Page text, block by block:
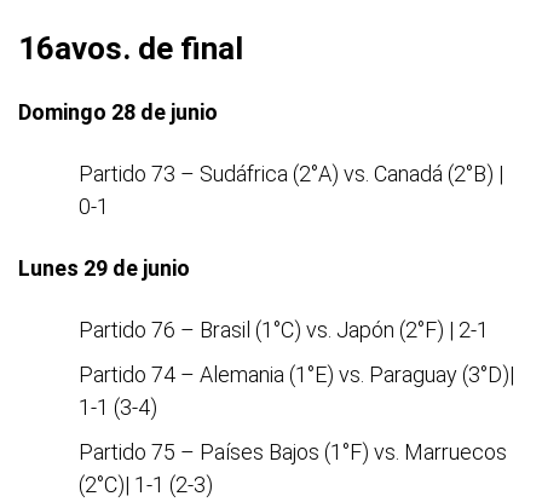
16avos. de final
Domingo 28 de junio
Partido 73 – Sudáfrica (2°A) vs. Canadá (2°B) |
0-1
Lunes 29 de junio
Partido 76 – Brasil (1°C) vs. Japón (2°F) | 2-1
Partido 74 – Alemania (1°E) vs. Paraguay (3°D)|
1-1 (3-4)
Partido 75 – Países Bajos (1°F) vs. Marruecos
(2°C)| 1-1 (2-3)